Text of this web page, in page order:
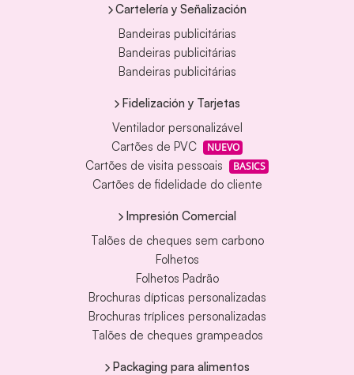
Cartelería y Señalización
Bandeiras publicitárias
Bandeiras publicitárias
Bandeiras publicitárias
Fidelización y Tarjetas
Ventilador personalizável
Cartões de PVC
NUEVO
Cartões de visita pessoais BASICS
Cartões de fidelidade do cliente
Impresión Comercial
Talões de cheques sem carbono
Folhetos
Folhetos Padrão
Brochuras dípticas personalizadas
Brochuras tríplices personalizadas
Talões de cheques grampeados
Packaging para alimentos